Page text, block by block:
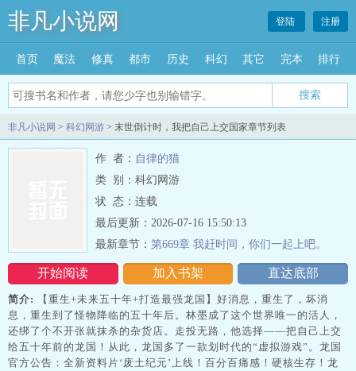
非凡小说网
搜索
登陆 注册
首页 魔法 修真 都市 历史 科幻 其它 完本 排行
非凡小说网 > 科幻网游 > 末世倒计时，我把自己上交国家章节列表
作 者： 自律的猫
类 别：科幻网游
状 态：连载
开始阅读 加入书架 直达底部
最后更新：2026-07-16 15:50:13
最新章节： 第669章 我赶时间，你们一起上吧。
简介:
【重生+未来五十年+打造最强龙国】好消息，重生了，坏消
息，重生到了怪物降临的五十年后。林墨成了这个世界唯一的活人，
还绑了个不开张就抹杀的杂货店。走投无路，他选择——把自己上交
给五十年前的龙国！从此，龙国多了一款划时代的“虚拟游戏”。龙国
官方公告：全新资料片‘废土纪元’上线！百分百痛感！硬核生存！龙